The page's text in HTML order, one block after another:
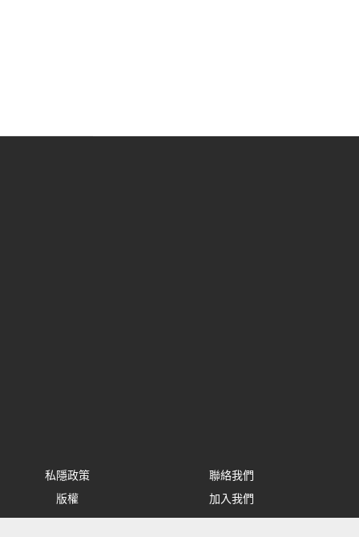
私隱政策
聯絡我們
版權 加入我們